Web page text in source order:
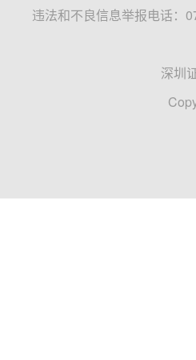
违法和不良信息举报电话：
深圳